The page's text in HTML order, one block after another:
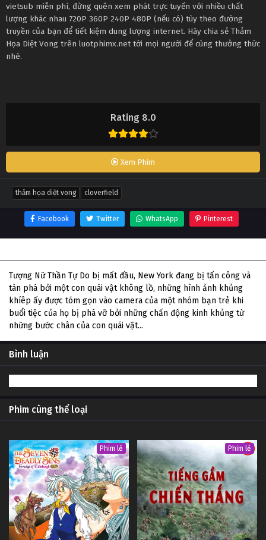
Rating 8.0
Xem Phim
vietsub miễn phí, đừng quên xem phát trực tuyến với nhiều chất
lượng khác nhau 720P 360P 240P 480P (nếu có) tùy theo đường
truyền của bạn để tiết kiệm dung lượng internet. Hãy chia sẻ Thảm
Họa Diệt Vong trên luotphimx.net tới mọi người để cùng thưởng thức
nhé.
thảm họa diệt vong cloverfield
Facebook Twitter WhatsApp Pinterest
Tượng Nữ Thần Tự Do bị mất đầu, New York đang bị tấn công và
tàn phá bởi một con quái vật không lồ, những hình ảnh khủng
khíêp ấy được tóm gọn vào camera của một nhóm bạn trẻ khi
buổi tiệc của họ bị phá vỡ bởi những chấn động kinh khủng từ
những bước chân của con quái vật...
Bình luận
Phim cùng thể loại
Phim lẻ Phim lẻ